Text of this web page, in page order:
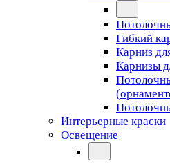
Гибкий
Карниз
Карнизы
Интерьерные краски
Освещение